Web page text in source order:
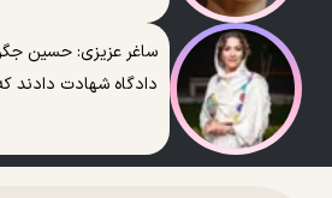
ساغر عزیزی: حسین
دادگاه شهادت دادند